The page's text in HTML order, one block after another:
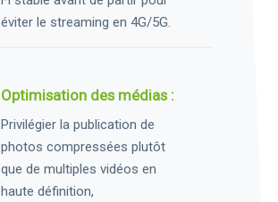
éviter le streaming en 4G/5G.
Optimisation des médias :
Privilégier la publication de
photos compressées plutôt
que de multiples vidéos en
haute définition,